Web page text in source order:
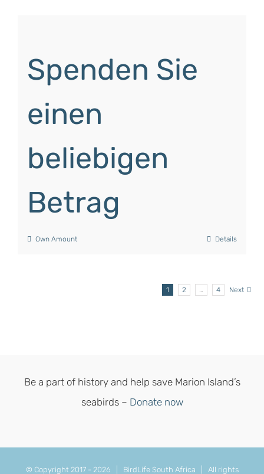
Spenden Sie
einen
beliebigen
Betrag
Own Amount Details
1 2 4 Next
Be a part of history and help save Marion Island’s
seabirds – Donate now
© Copyright 2017 - 2026 | BirdLife South Africa | All rights